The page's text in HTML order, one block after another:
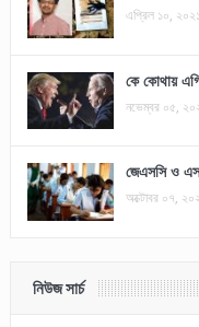
এপ্রিল ১০, ২০২১
কে কোথায়
নভেম্বর ০৫,
জেএসসি ও
অক্টোবর ০৭,
নিউজ সার্চ